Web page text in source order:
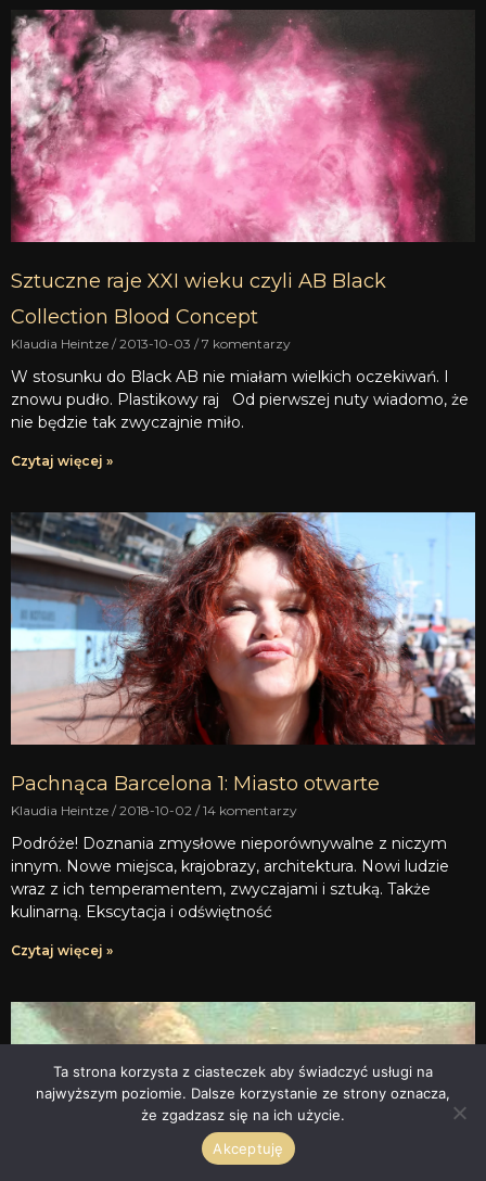
Sztuczne raje XXI wieku czyli AB Black
Collection Blood Concept
Klaudia Heintze 2013-10-03 7 komentarzy
W stosunku do Black AB nie miałam wielkich oczekiwań. I
znowu pudło. Plastikowy raj Od pierwszej nuty wiadomo, że
nie będzie tak zwyczajnie miło.
Czytaj więcej »
Pachnąca Barcelona 1: Miasto otwarte
Klaudia Heintze 2018-10-02 14 komentarzy
Podróże! Doznania zmysłowe nieporównywalne z niczym
innym. Nowe miejsca, krajobrazy, architektura. Nowi ludzie
wraz z ich temperamentem, zwyczajami i sztuką. Także
kulinarną. Ekscytacja i odświętność
Czytaj więcej »
Ta strona korzysta z ciasteczek aby świadczyć usługi na
najwyższym poziomie. Dalsze korzystanie ze strony oznacza,
że zgadzasz się na ich użycie.
Akceptuję